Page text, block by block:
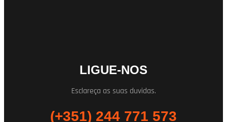
LIGUE-NOS
Esclareça as suas duvidas.
(+351) 244 771 573